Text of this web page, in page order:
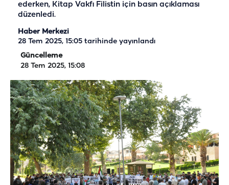
ederken, Kitap Vakfı Filistin için basın açıklaması
düzenledi.
Haber Merkezi
28 Tem 2025, 15:05 tarihinde yayınlandı
Güncelleme
28 Tem 2025, 15:08